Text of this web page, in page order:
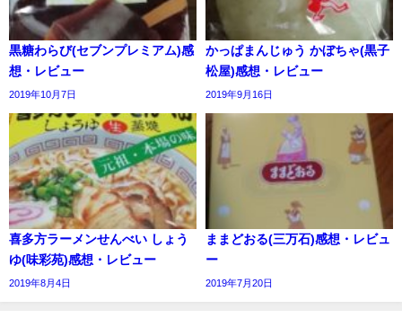
黒糖わらび(セブンプレミアム)感
想・レビュー
2019年10月7日
かっぱまんじゅう かぼちゃ(黒子
松屋)感想・レビュー
2019年9月16日
喜多方ラーメンせんべい しょう
ゆ(味彩苑)感想・レビュー
2019年8月4日
ままどおる(三万石)感想・レビュ
ー
2019年7月20日